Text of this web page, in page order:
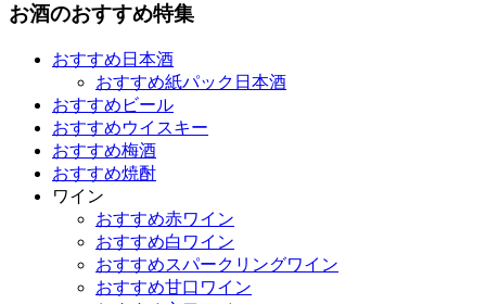
お酒のおすすめ特集
おすすめ日本酒
おすすめ紙パック日本酒
おすすめビール
おすすめウイスキー
おすすめ梅酒
おすすめ焼酎
ワイン
おすすめ赤ワイン
おすすめ白ワイン
おすすめスパークリングワイン
おすすめ甘口ワイン